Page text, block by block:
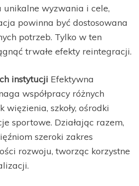
unikalne wyzwania i cele,
powinna być dostosowana
potrzeb. Tylko w ten
trwałe efekty reintegracji.
instytucji Efektywna
współpracy różnych
więzienia, szkoły, ośrodki
sportowe. Działając razem,
szeroki zakres
rozwoju, tworząc korzystne